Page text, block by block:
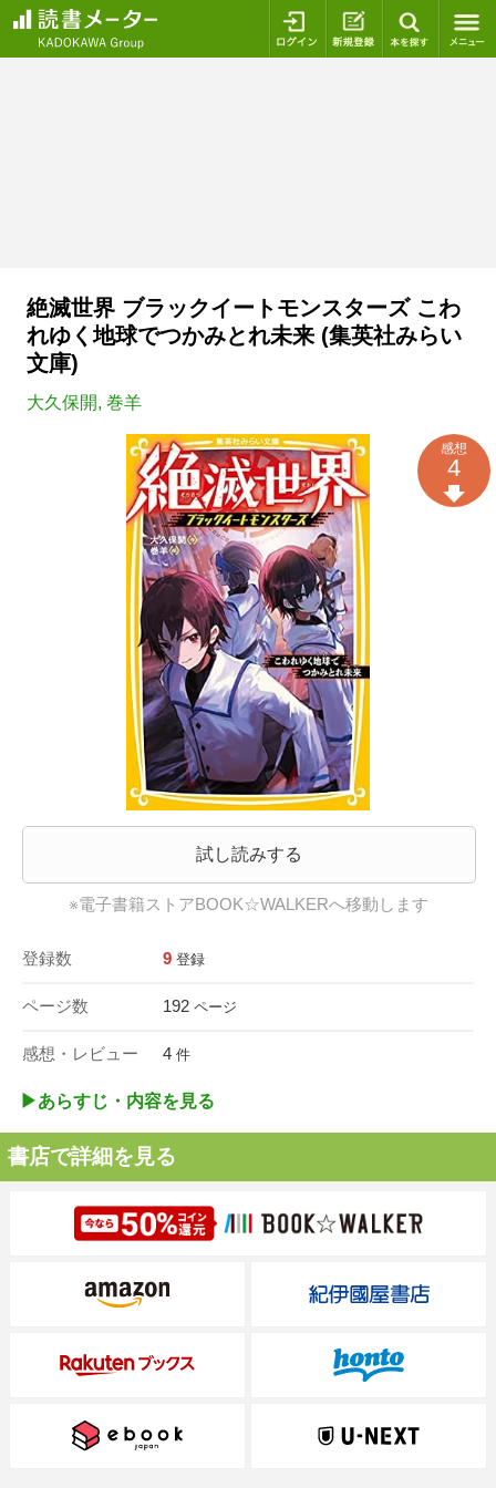
ログイン 新規登録
絶滅世界 ブラックイートモンスターズ こわ
れゆく地球でつかみとれ未来 (集英社みらい
文庫)
大久保開, 巻羊
試し読みする
※電子書籍ストアBOOK☆WALKERへ移動します
登録数 9 登録
ページ数 192 ページ
感想・レビュー 4 件
感想
4
▶︎あらすじ・内容を見る
書店で詳細を見る